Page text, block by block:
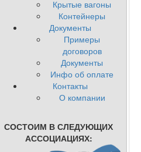
Крытые вагоны
Контейнеры
Документы
Примеры
договоров
Документы
Инфо об оплате
Контакты
О компании
СОСТОИМ В СЛЕДУЮЩИХ
АССОЦИАЦИЯХ: